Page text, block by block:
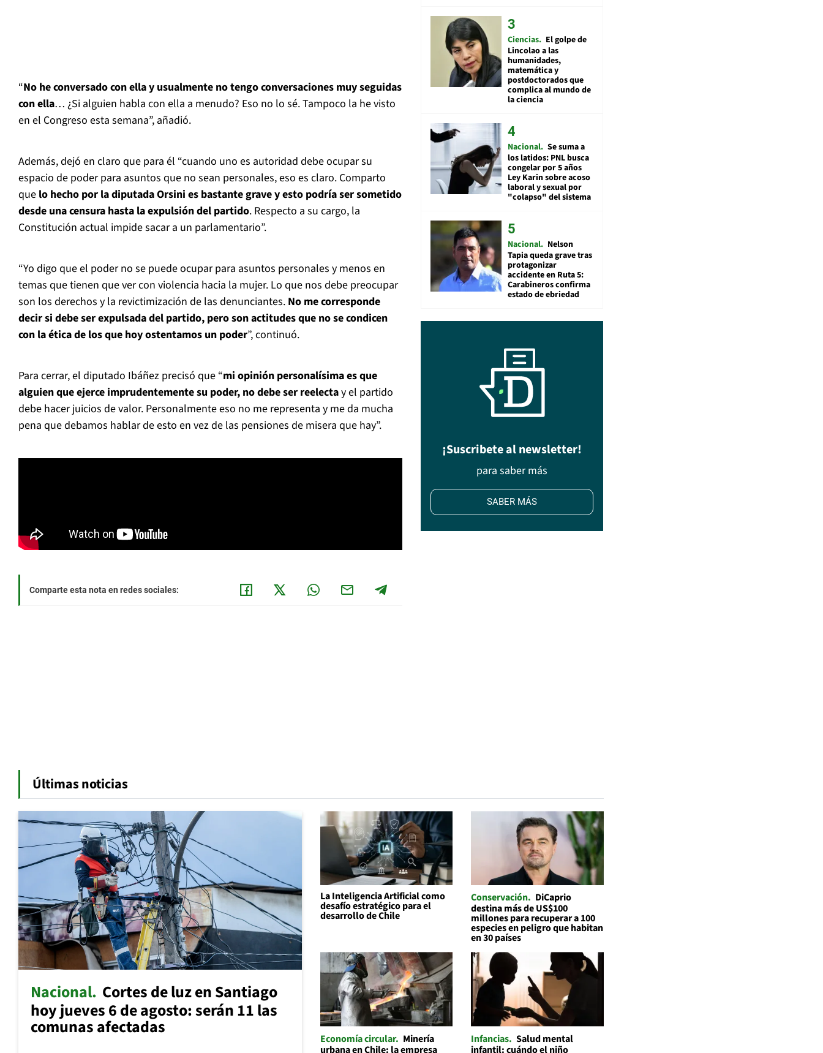
“No he conversado con ella y usualmente no tengo conversaciones muy seguidas
con ella… ¿Si alguien habla con ella a menudo? Eso no lo sé. Tampoco la he visto
en el Congreso esta semana”, añadió.
Además, dejó en claro que para él “cuando uno es autoridad debe ocupar su
espacio de poder para asuntos que no sean personales, eso es claro. Comparto
que lo hecho por la diputada Orsini es bastante grave y esto podría ser sometido
desde una censura hasta la expulsión del partido. Respecto a su cargo, la
Constitución actual impide sacar a un parlamentario”.
“Yo digo que el poder no se puede ocupar para asuntos personales y menos en
temas que tienen que ver con violencia hacia la mujer. Lo que nos debe preocupar
son los derechos y la revictimización de las denunciantes. No me corresponde
decir si debe ser expulsada del partido, pero son actitudes que no se condicen
con la ética de los que hoy ostentamos un poder”, continuó.
Para cerrar, el diputado Ibáñez precisó que “mi opinión personalísima es que
alguien que ejerce imprudentemente su poder, no debe ser reelectay el partido
debe hacer juicios de valor. Personalmente eso no me representa y me da mucha
pena que debamos hablar de esto en vez de las pensiones de misera que hay”.
Comparte esta nota en redes sociales:
Ciencias El golpe de
Lincolao a las
humanidades,
matemática y
postdoctorados que
complica al mundo de
la ciencia
Nacional Se suma a
los latidos: PNL busca
congelar por 5 años
Ley Karin sobre acoso
laboral y sexual por
"colapso" del sistema
Nacional Nelson
Tapia queda grave tras
protagonizar
accidente en Ruta 5:
Carabineros confirma
estado de ebriedad
¡Suscribete al newsletter!
para saber más
SABER MÁS
Últimas noticias
Nacional Cortes de luz en Santiago
hoy jueves 6 de agosto: serán 11 las
comunas afectadas
La Inteligencia Artificial como
desafío estratégico para el
desarrollo de Chile
Conservación DiCaprio
destina más de US$100
millones para recuperar a 100
especies en peligro que habitan
en 30 países
Economía circular
Minería
urbana en Chile: la empresa
Infancias Salud mental
infantil: cuándo el niño